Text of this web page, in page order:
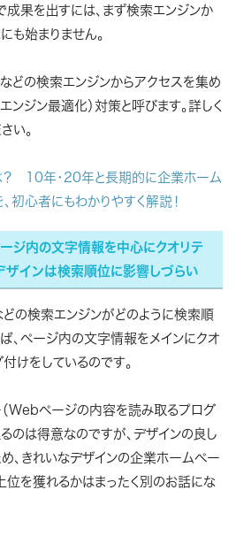
果を出すには、まず検索エンジンか
も始まりません。
の検索エンジンからアクセスを集め
ンジン最適化）対策と呼びます。詳しく
い。
？ 10年・20年と長期的に企業ホーム
初心者にもわかりやすく解説！
内の文字情報を中心にクオリテ
ザインは検索順位に影響しづらい
の検索エンジンがどのように検索順
、ページ内の文字情報をメインにクオ
けをしているのです。
Webページの内容を読み取るプログ
のは得意なのですが、デザインの良し
、きれいなデザインの企業ホームペー
位を獲れるかはまったく別のお話にな